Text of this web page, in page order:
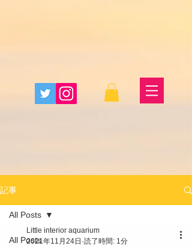
記事
All Posts
All Posts
Little interior aquarium
2021年11月24日 読了時間: 1分